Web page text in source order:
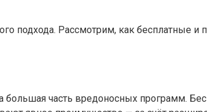
подхода. Рассмотрим, как бесплатные
большая часть вредоносных программ.